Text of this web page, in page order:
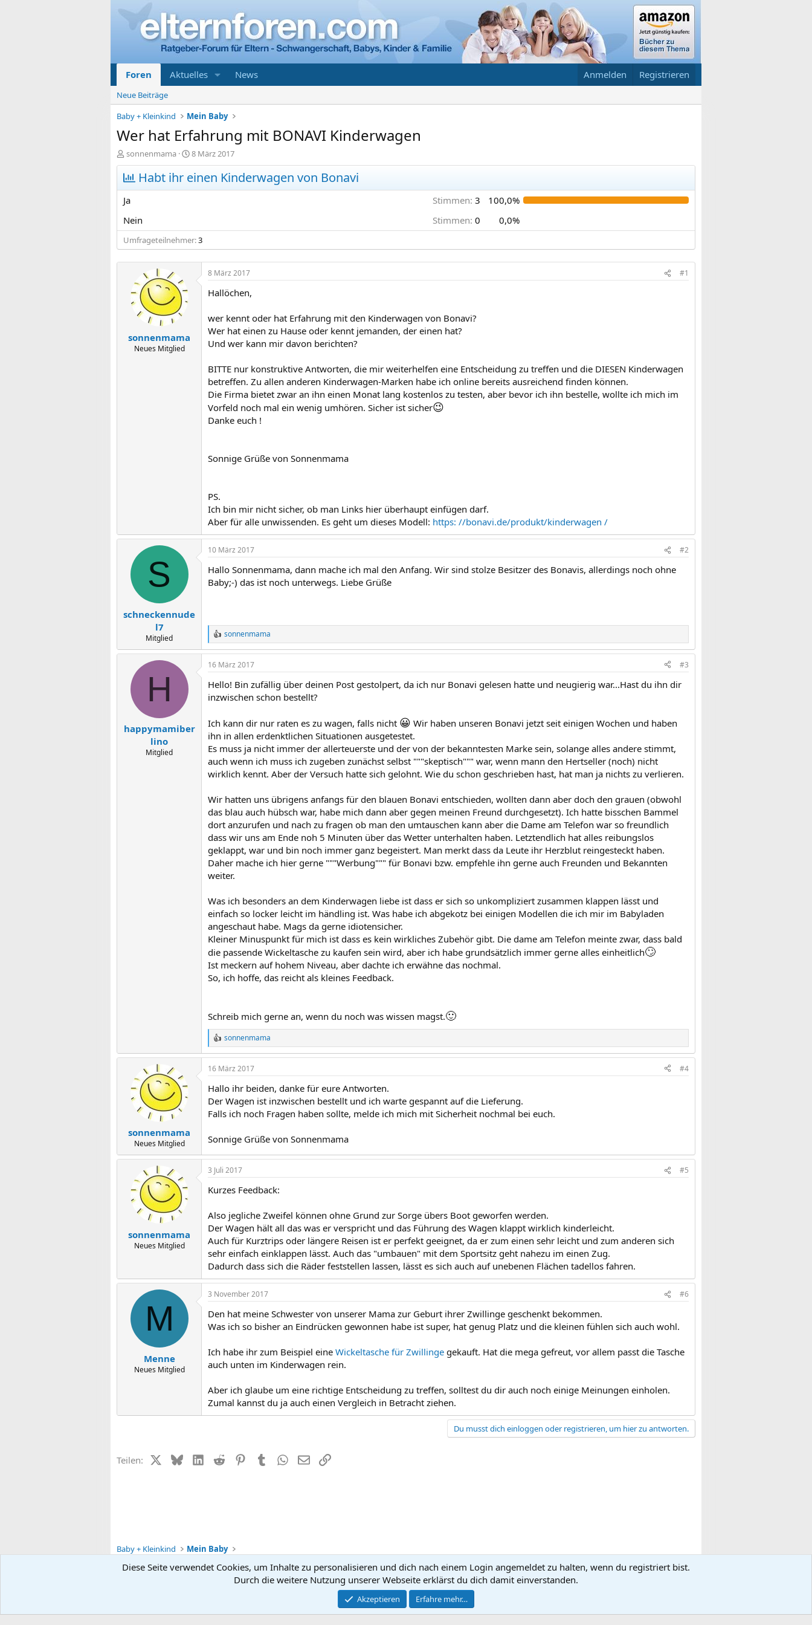
Foren Aktuelles News Anmelden Registrieren
Neue Beiträge
Baby + Kleinkind
Mein Baby
Wer hat Erfahrung mit BONAVI Kinderwagen
E
r
s
t
e
l
l
e
r
sonnenmama
E
r
s
t
t
a
m
8 März 2017
Habt ihr einen Kinderwagen von Bonavi
Ja Stimmen: 3
100,0%
Nein
Stimmen: 0 0,0%
Umfrageteilnehmer 3
sonnenmama
Neues Mitglied
8 März 2017 #1
Hallöchen,
wer kennt oder hat Erfahrung mit den Kinderwagen von Bonavi?
Wer hat einen zu Hause oder kennt jemanden, der einen hat?
Und wer kann mir davon berichten?
BITTE nur konstruktive Antworten, die mir weiterhelfen eine Entscheidung zu treffen und die DIESEN Kinderwagen
betreffen. Zu allen anderen Kinderwagen-Marken habe ich online bereits ausreichend finden können.
Die Firma bietet zwar an ihn einen Monat lang kostenlos zu testen, aber bevor ich ihn bestelle, wollte ich mich im
Vorfeld noch mal ein wenig umhören. Sicher ist sicher😉
Danke euch !
Sonnige Grüße von Sonnenmama
PS.
Ich bin mir nicht sicher, ob man Links hier überhaupt einfügen darf.
Aber für alle unwissenden. Es geht um dieses Modell: https: //bonavi.de/produkt/kinderwagen /
S
schneckennude
l7
Mitglied
10 März 2017 #2
Hallo Sonnenmama, dann mache ich mal den Anfang. Wir sind stolze Besitzer des Bonavis, allerdings noch ohne
Baby;-) das ist noch unterwegs. Liebe Grüße
R
e
a
k
i
o
n
:
sonnenmama
H
happymamiber
lino
Mitglied
16 März 2017 #3
Hello! Bin zufällig über deinen Post gestolpert, da ich nur Bonavi gelesen hatte und neugierig war...Hast du ihn dir
inzwischen schon bestellt?
Ich kann dir nur raten es zu wagen, falls nicht 😀 Wir haben unseren Bonavi jetzt seit einigen Wochen und haben
ihn in allen erdenktlichen Situationen ausgetestet.
Es muss ja nicht immer der allerteuerste und der von der bekanntesten Marke sein, solange alles andere stimmt,
auch wenn ich muss ich zugeben zunächst selbst """skeptisch""" war, wenn mann den Hertseller (noch) nicht
wirklich kennt. Aber der Versuch hatte sich gelohnt. Wie du schon geschrieben hast, hat man ja nichts zu verlieren.
Wir hatten uns übrigens anfangs für den blauen Bonavi entschieden, wollten dann aber doch den grauen (obwohl
das blau auch hübsch war, habe mich dann aber gegen meinen Freund durchgesetzt). Ich hatte bisschen Bammel
dort anzurufen und nach zu fragen ob man den umtauschen kann aber die Dame am Telefon war so freundlich
dass wir uns am Ende noh 5 Minuten über das Wetter unterhalten haben. Letztendlich hat alles reibungslos
geklappt, war und bin noch immer ganz begeistert. Man merkt dass da Leute ihr Herzblut reingesteckt haben.
Daher mache ich hier gerne """Werbung""" für Bonavi bzw. empfehle ihn gerne auch Freunden und Bekannten
weiter.
Was ich besonders an dem Kinderwagen liebe ist dass er sich so unkompliziert zusammen klappen lässt und
einfach so locker leicht im händling ist. Was habe ich abgekotz bei einigen Modellen die ich mir im Babyladen
angeschaut habe. Mags da gerne idiotensicher.
Kleiner Minuspunkt für mich ist dass es kein wirkliches Zubehör gibt. Die dame am Telefon meinte zwar, dass bald
die passende Wickeltasche zu kaufen sein wird, aber ich habe grundsätzlich immer gerne alles einheitlich🙄
Ist meckern auf hohem Niveau, aber dachte ich erwähne das nochmal.
So, ich hoffe, das reicht als kleines Feedback.
Schreib mich gerne an, wenn du noch was wissen magst.🙂
R
e
a
k
i
o
n
e
:
sonnenmama
sonnenmama
Neues Mitglied
16 März 2017 #4
Hallo ihr beiden, danke für eure Antworten.
Der Wagen ist inzwischen bestellt und ich warte gespannt auf die Lieferung.
Falls ich noch Fragen haben sollte, melde ich mich mit Sicherheit nochmal bei euch.
Sonnige Grüße von Sonnenmama
sonnenmama
Neues Mitglied
3 Juli 2017 #5
Kurzes Feedback:
Also jegliche Zweifel können ohne Grund zur Sorge übers Boot geworfen werden.
Der Wagen hält all das was er verspricht und das Führung des Wagen klappt wirklich kinderleicht.
Auch für Kurztrips oder längere Reisen ist er perfekt geeignet, da er zum einen sehr leicht und zum anderen sich
sehr einfach einklappen lässt. Auch das "umbauen" mit dem Sportsitz geht nahezu im einen Zug.
Dadurch dass sich die Räder feststellen lassen, lässt es sich auch auf unebenen Flächen tadellos fahren.
M
Menne
Neues Mitglied
3 November 2017 #6
Den hat meine Schwester von unserer Mama zur Geburt ihrer Zwillinge geschenkt bekommen.
Was ich so bisher an Eindrücken gewonnen habe ist super, hat genug Platz und die kleinen fühlen sich auch wohl.
Ich habe ihr zum Beispiel eine Wickeltasche für Zwillinge gekauft. Hat die mega gefreut, vor allem passt die Tasche
auch unten im Kinderwagen rein.
Aber ich glaube um eine richtige Entscheidung zu treffen, solltest du dir auch noch einige Meinungen einholen.
Zumal kannst du ja auch einen Vergleich in Betracht ziehen.
Du musst dich einloggen oder registrieren, um hier zu antworten.
Teilen: X (Twitter)
BlueskyLinkedIn
Reddit PinterestTumblrWhatsApp
E-MailLink
Baby + Kleinkind Mein Baby
Kontakt Nutzungsbedingungen Datenschutz
Community platform by XenForo ® © 2010-2026 XenForo Ltd.
Diese Seite verwendet Cookies, um Inhalte zu personalisieren und dich nach einem Login angemeldet zu halten, wenn du registriert bist.
Durch die weitere Nutzung unserer Webseite erklärst du dich damit einverstanden.
Akzeptieren Erfahre mehr…